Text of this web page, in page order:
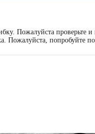
Пожалуйста проверьте и
Пожалуйста, попробуйте